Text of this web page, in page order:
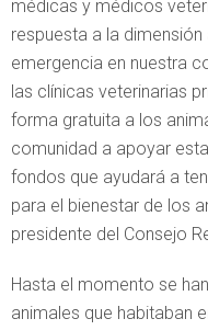
médicas y médicos
respuesta a la
emergencia en nuestra
las clínicas veterinarias
forma gratuita a los
comunidad a apoyar
fondos que ayudará a
para el bienestar de los
presidente del Consejo
Hasta el momento se
animales que habitaban